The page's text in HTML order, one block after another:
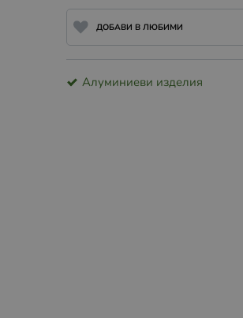
ДОБАВИ В ЛЮБИМИ
Алуминиеви изделия